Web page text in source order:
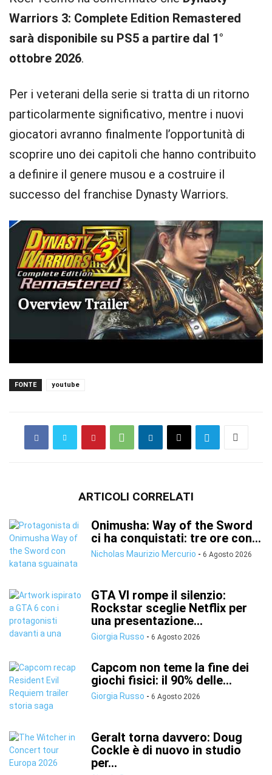
Warriors 3: Complete Edition Remastered
sarà disponibile su PS5 a partire dal 1°
ottobre 2026.
Per i veterani della serie si tratta di un ritorno
particolarmente significativo, mentre i nuovi
giocatori avranno finalmente l’opportunità di
scoprire uno dei capitoli che hanno contribuito
a definire il genere musou e a costruire il
successo del franchise Dynasty Warriors.
FONTE youtube
ARTICOLI CORRELATI
Onimusha: Way of the Sword
ci ha conquistati: tre ore con...
Nicholas Maurizio Mercurio - 6 Agosto 2026
GTA VI rompe il silenzio:
Rockstar sceglie Netflix per
una presentazione...
Giorgia Russo - 6 Agosto 2026
Capcom non teme la fine dei
giochi fisici: il 90% delle...
Giorgia Russo - 6 Agosto 2026
Geralt torna davvero: Doug
Cockle è di nuovo in studio
per...